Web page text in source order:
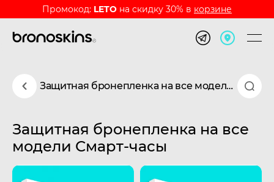
Промокод: LETO на скидку 30% в корзине
Защитная бронепленка на все модели Смарт-часы
Защитная бронепленка на все
модели Смарт-часы